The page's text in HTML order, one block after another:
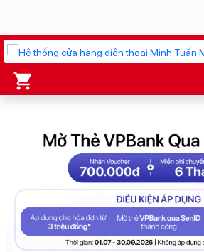
iPhone 17 Pro Max
AirTag 2 Mới
Apple Watch S11